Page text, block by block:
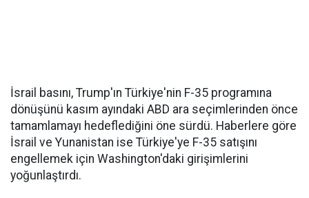
İsrail basını, Trump'ın Türkiye'nin F-35 programına
dönüşünü kasım ayındaki ABD ara seçimlerinden önce
tamamlamayı hedeflediğini öne sürdü. Haberlere göre
İsrail ve Yunanistan ise Türkiye'ye F-35 satışını
engellemek için Washington'daki girişimlerini
yoğunlaştırdı.